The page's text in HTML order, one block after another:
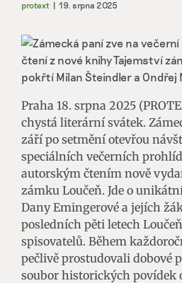
protext | 19. srpna 2025
Praha 18. srpna 2025
chystá literární svátek.
září po setmění otevřou
speciálních večerních
autorským čtením nově
zámku Loučeň. Jde o
Dany Emingerové a jejích
posledních pěti letech
spisovatelů. Během
pečlivě prostudovali dobové
soubor historických povídek